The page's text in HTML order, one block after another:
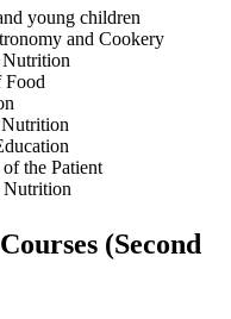
young children
and Cookery
Nutrition
Food
the Patient
Nutrition
(Second